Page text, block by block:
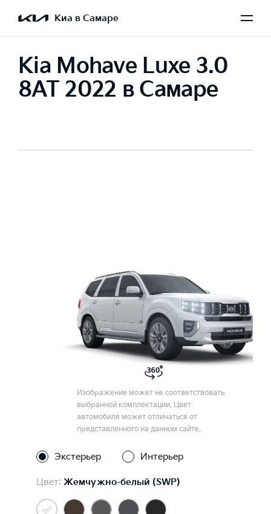
Киа в Самаре
Kia Mohave Luxe 3.0
8AT 2022 в Самаре
Изображение может не соответствовать
выбранной комплектации. Цвет
автомобиля может отличаться от
представленного на данном сайте.
Экстерьер Интерьер
Цвет: Жемчужно-белый (SWP)